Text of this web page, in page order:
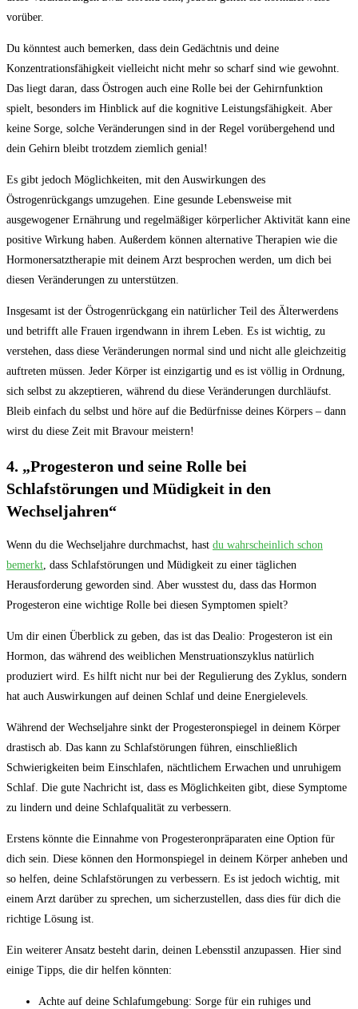
vorüber.
Du könntest auch bemerken, dass ‌dein Gedächtnis und deine
Konzentrationsfähigkeit vielleicht nicht mehr so scharf sind⁢ wie gewohnt.
Das liegt daran, dass‍ Östrogen auch eine Rolle bei ⁢der Gehirnfunktion
spielt, besonders im⁤ Hinblick auf‌ die kognitive Leistungsfähigkeit.⁣ Aber
keine Sorge, solche Veränderungen sind in⁤ der Regel vorübergehend und
dein Gehirn ⁢bleibt trotzdem ziemlich genial!
Es⁣ gibt jedoch Möglichkeiten, mit den Auswirkungen⁤ des
Östrogenrückgangs‍ umzugehen. Eine gesunde Lebensweise mit‌
ausgewogener ‍Ernährung und regelmäßiger körperlicher Aktivität⁢ kann ⁤eine
positive⁢ Wirkung haben. Außerdem können alternative ⁢Therapien wie die
⁤Hormonersatztherapie mit deinem Arzt besprochen werden, um ‍dich bei
diesen Veränderungen zu unterstützen.
Insgesamt ist der​ Östrogenrückgang​ ein natürlicher Teil des Älterwerdens
und betrifft alle Frauen irgendwann in ihrem Leben. ​Es‌ ist wichtig, zu
‌verstehen, dass diese Veränderungen ⁣normal sind‌ und nicht alle gleichzeitig
auftreten müssen. Jeder Körper ist einzigartig und es ist völlig in Ordnung,
sich‍ selbst zu‌ akzeptieren, während du diese Veränderungen ⁣durchläufst.⁢
Bleib einfach du selbst⁢ und höre ⁢auf die Bedürfnisse deines‍ Körpers – dann
⁢wirst du diese Zeit mit Bravour meistern!
4. „Progesteron​ und seine Rolle bei
Schlafstörungen ⁤und Müdigkeit ⁤in den
Wechseljahren“
Wenn⁤ du die Wechseljahre ‌durchmachst, hast⁤ du wahrscheinlich schon
bemerkt, ‌dass Schlafstörungen und Müdigkeit ​zu einer ⁣täglichen
Herausforderung geworden sind. Aber wusstest du, dass⁣ das Hormon
Progesteron eine⁤ wichtige Rolle⁣ bei diesen Symptomen spielt?
Um dir einen ‍Überblick zu⁣ geben, das ist das Dealio: Progesteron ist ein
Hormon, das während ​des weiblichen Menstruationszyklus ​natürlich
produziert wird.⁣ Es hilft​ nicht nur bei⁣ der Regulierung des Zyklus, sondern
hat auch Auswirkungen auf ⁣deinen ⁣Schlaf und deine Energielevels.
Während ⁤der ⁣Wechseljahre ⁤sinkt der Progesteronspiegel in deinem​ Körper
drastisch ab. Das kann zu Schlafstörungen führen, einschließlich
Schwierigkeiten beim Einschlafen, nächtlichem Erwachen und unruhigem‍
Schlaf. Die​ gute Nachricht ist, dass es Möglichkeiten gibt, diese ⁢Symptome
zu⁣ lindern und deine Schlafqualität zu ​verbessern.
Erstens könnte‍ die‍ Einnahme von Progesteronpräparaten ​eine Option für
dich sein. Diese können den Hormonspiegel in deinem Körper anheben und
so helfen, deine Schlafstörungen zu verbessern.⁣ Es ist jedoch wichtig, mit
einem Arzt darüber zu⁤ sprechen, um‍ sicherzustellen, dass dies ⁤für dich die
richtige Lösung ist.
Ein weiterer Ansatz besteht darin, ⁤deinen ‌Lebensstil⁣ anzupassen. Hier sind
einige ‍Tipps, ⁢die⁢ dir helfen könnten:
Achte auf deine Schlafumgebung:⁣ Sorge für ‍ein ruhiges und